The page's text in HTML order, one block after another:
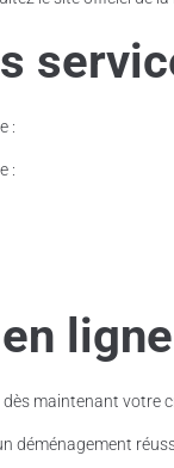
:
:
ligne
maintenant votre
déménagement